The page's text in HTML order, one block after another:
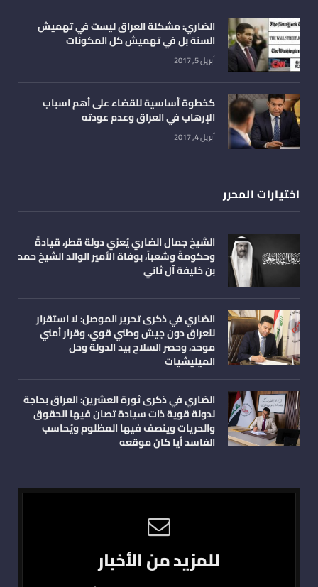
الضاري: مشكلة العراق ليست في تهميش
السنة بل في تهميش كل المكونات
أبريل 5, 2017
كخطوة أساسية للقضاء على أهم اسباب
الإرهاب في العراق وعدم عودته
أبريل 4, 2017
اختيارات المحرر
الشيخ جمال الضاري يُعزي دولة قطر، قيادةً
وحكومةً وشعباً، بوفاة الأمير الوالد الشيخ حمد
بن خليفة آل ثاني
الضاري في ذكرى تحرير الموصل: لا استقرار
للعراق دون جيش وطني قوي، وقرار أمني
موحد، وحصر السلاح بيد الدولة وحل
الميليشيات
الضاري في ذكرى ثورة العشرين: العراق بحاجة
لدولة قوية ذات سيادة تصان فيها الحقوق
والحريات وينصف فيها المظلوم ويُحاسب
الفاسد أيا كان موقعه
للمزيد من الأخبار